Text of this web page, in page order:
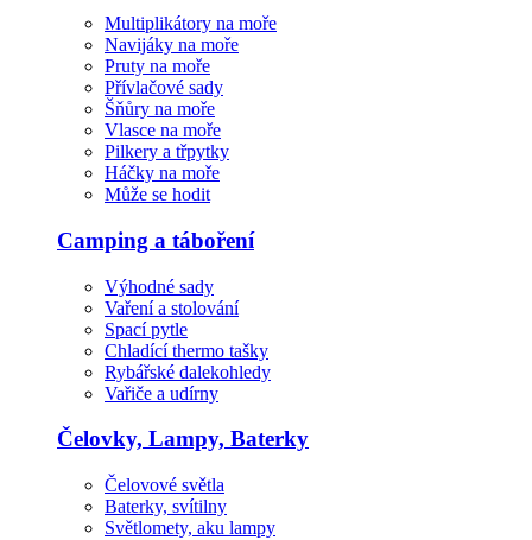
Multiplikátory na moře
Navijáky na moře
Pruty na moře
Přívlačové sady
Šňůry na moře
Vlasce na moře
Pilkery a třpytky
Háčky na moře
Může se hodit
Camping a táboření
Výhodné sady
Vaření a stolování
Spací pytle
Chladící thermo tašky
Rybářské dalekohledy
Vařiče a udírny
Čelovky, Lampy, Baterky
Čelovové světla
Baterky, svítilny
Světlomety, aku lampy